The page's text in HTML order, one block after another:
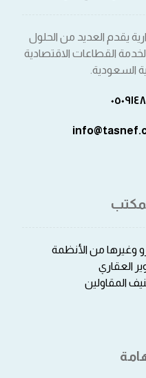
يقدم العديد من الحلول
القطاعات الاقتصادية
السعودية.
وغيرها من الأنظمة
العقاري
المقاولين